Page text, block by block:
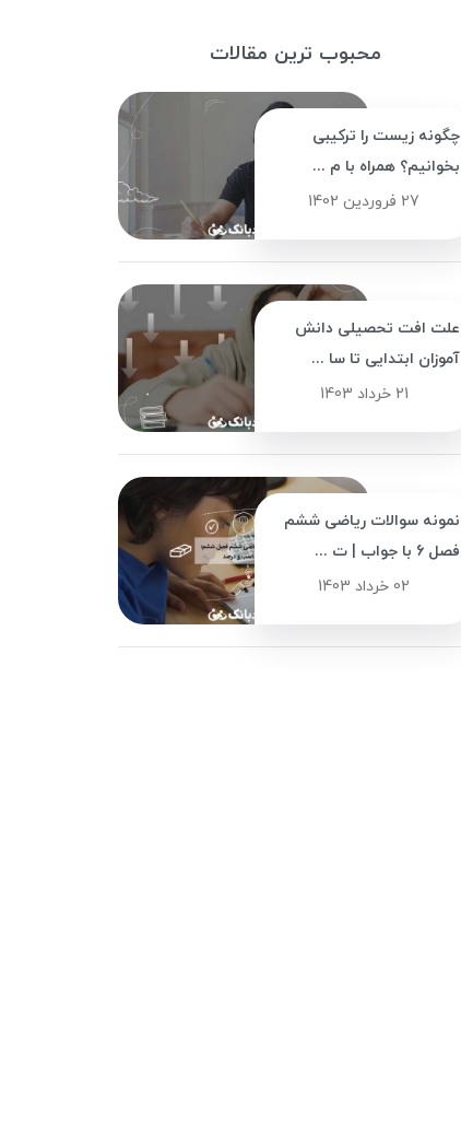
محبوب ترین مقالات
چگونه زیست را ترکیبی
بخوانیم؟ همراه با م ...
27 فروردین 1402
علت افت تحصیلی دانش
آموزان ابتدایی تا سا ...
21 خرداد 1403
نمونه سوالات ریاضی ششم
فصل 6 با جواب | ت ...
02 خرداد 1403